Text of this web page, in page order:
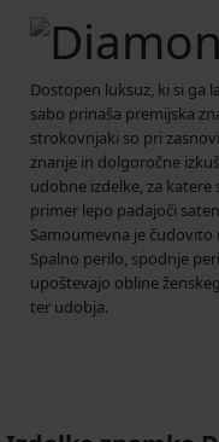
Dostopen luksuz, ki si ga
sabo prinaša premijska
strokovnjaki so pri
znanje in dolgoročne
udobne izdelke, za
primer lepo padajoči
Samoumevna je čudovito
Spalno perilo, spodnje
upoštevajo obline
ter udobja.